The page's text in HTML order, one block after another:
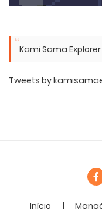
Kami Sama Explorer
Tweets by
Início